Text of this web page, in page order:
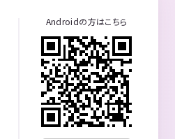
Androidの方はこちら